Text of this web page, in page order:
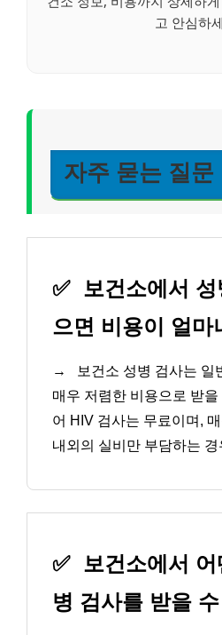
고 안심하
자주 묻는 질문
✅ 보건소에서
으면 비용이 얼마
→
보건소 성병 검사는 일
매우 저렴한 비용으로 받
어 HIV 검사는 무료이며,
내외의 실비만 부담하는
✅ 보건소에서
병 검사를 받을